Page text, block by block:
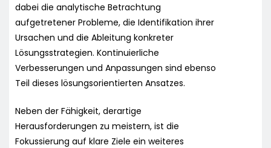
dabei die analytische Betrachtung
aufgetretener Probleme, die Identifikation ihrer
Ursachen und die Ableitung konkreter
Lösungsstrategien. Kontinuierliche
Verbesserungen und Anpassungen sind ebenso
Teil dieses lösungsorientierten Ansatzes.
Neben der Fähigkeit, derartige
Herausforderungen zu meistern, ist die
Fokussierung auf klare Ziele ein weiteres